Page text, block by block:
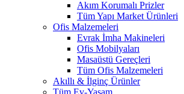
Akım Korumalı Prizler
Tüm Yapı Market Ürünleri
Ofis Malzemeleri
Evrak İmha Makineleri
Ofis Mobilyaları
Masaüstü Gereçleri
Tüm Ofis Malzemeleri
Akıllı & İlginç Ürünler
Tüm Ev-Yaşam